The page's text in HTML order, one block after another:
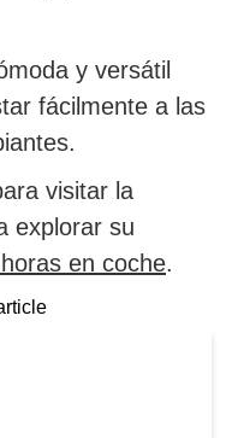
y versátil
fácilmente a las
visitar la
explorar su
en coche.